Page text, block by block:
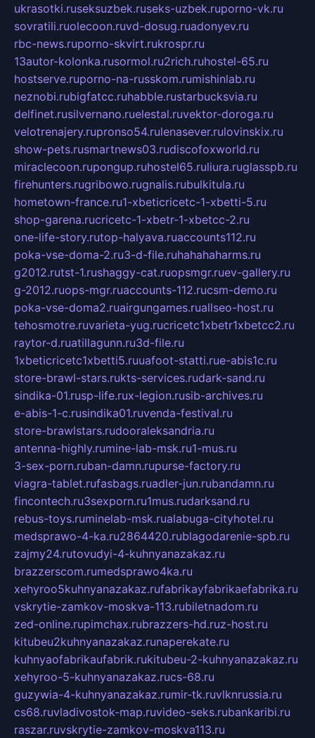
ukrasotki.ruseksuzbek.ruseks-uzbek.ruporno-vk.ru
sovratili.ruolecoon.ruvd-dosug.ruadonyev.ru
rbc-news.ruporno-skvirt.rukrospr.ru
13autor-kolonka.rusormol.ru2rich.ruhostel-65.ru
hostserve.ruporno-na-russkom.rumishinlab.ru
neznobi.rubigfatcc.ruhabble.rustarbucksvia.ru
delfinet.rusilvernano.ruelestal.ruvektor-doroga.ru
velotrenajery.rupronso54.rulenasever.rulovinskix.ru
show-pets.rusmartnews03.rudiscofoxworld.ru
miraclecoon.rupongup.ruhostel65.ruliura.ruglasspb.ru
firehunters.rugribowo.rugnalis.rubulkitula.ru
hometown-france.ru1-xbeticricetc-1-xbetti-5.ru
shop-garena.rucricetc-1-xbetr-1-xbetcc-2.ru
one-life-story.rutop-halyava.ruaccounts112.ru
poka-vse-doma-2.ru3-d-file.ruhahahaharms.ru
g2012.rutst-1.rushaggy-cat.ruopsmgr.ruev-gallery.ru
g-2012.ruops-mgr.ruaccounts-112.rucsm-demo.ru
poka-vse-doma2.ruairgungames.ruallseo-host.ru
tehosmotre.ruvarieta-yug.rucricetc1xbetr1xbetcc2.ru
raytor-d.ruatillagunn.ru3d-file.ru
1xbeticricetc1xbetti5.ruuafoot-statti.rue-abis1c.ru
store-brawl-stars.rukts-services.rudark-sand.ru
sindika-01.rusp-life.rux-legion.rusib-archives.ru
e-abis-1-c.rusindika01.ruvenda-festival.ru
store-brawlstars.rudooraleksandria.ru
antenna-highly.rumine-lab-msk.ru1-mus.ru
3-sex-porn.ruban-damn.rupurse-factory.ru
viagra-tablet.rufasbags.ruadler-jun.rubandamn.ru
fincontech.ru3sexporn.ru1mus.rudarksand.ru
rebus-toys.ruminelab-msk.rualabuga-cityhotel.ru
medsprawo-4-ka.ru2864420.rublagodarenie-spb.ru
zajmy24.rutovudyi-4-kuhnyanazakaz.ru
brazzerscom.rumedsprawo4ka.ru
xehyroo5kuhnyanazakaz.rufabrikayfabrikaefabrika.ru
vskrytie-zamkov-moskva-113.rubiletnadom.ru
zed-online.rupimchax.rubrazzers-hd.ruz-host.ru
kitubeu2kuhnyanazakaz.runaperekate.ru
kuhnyaofabrikaufabrik.rukitubeu-2-kuhnyanazakaz.ru
xehyroo-5-kuhnyanazakaz.rucs-68.ru
guzywia-4-kuhnyanazakaz.rumir-tk.ruvlknrussia.ru
cs68.ruvladivostok-map.ruvideo-seks.rubankaribi.ru
raszar.ruvskrytie-zamkov-moskva113.ru